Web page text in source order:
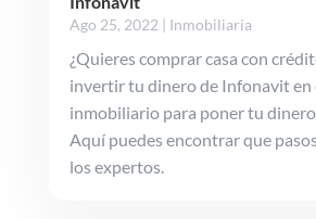
Ago 25, 2022 | Inmobiliaria
¿Quieres comprar casa con
invertir tu dinero de Infonavit en
inmobiliario para poner tu
Aquí puedes encontrar que
los expertos.